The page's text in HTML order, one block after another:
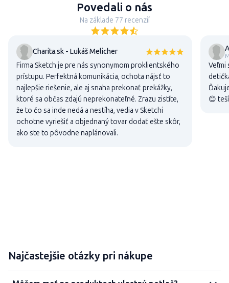
Povedali o nás
Na základe 77 recenzií
Charita.sk - Lukáš Melicher
Firma Sketch je pre nás synonymom proklientského
prístupu. Perfektná komunikácia, ochota nájsť to
najlepšie riešenie, ale aj snaha prekonať prekážky,
ktoré sa občas zdajú neprekonateľné. Zrazu zistíte,
že to čo sa inde nedá a nestíha, vedia v Sketchi
ochotne vyriešiť a objednaný tovar dodať ešte skôr,
ako ste to pôvodne naplánovali.
Veľmi
😊
Najčastejšie otázky pri nákupe